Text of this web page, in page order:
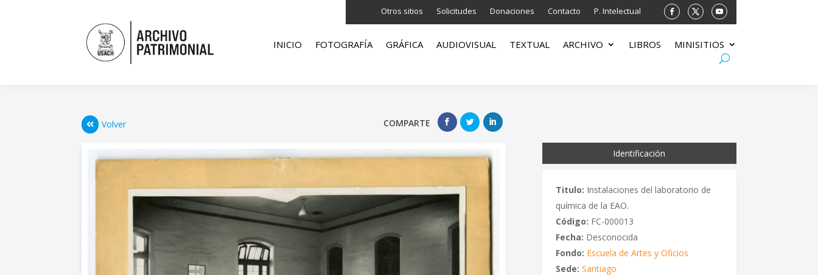
Otros sitios Solicitudes Donaciones Contacto P. Intelectual
INICIO FOTOGRAFÍA GRÁFICA AUDIOVISUAL TEXTUAL ARCHIVO LIBROS MINISITIOS
Volver COMPARTE
Identificación
Titulo: Instalaciones del laboratorio de
química de la EAO.
Código: FC-000013
Fecha: Desconocida
Fondo: Escuela de Artes y Oficios
Sede: Santiago